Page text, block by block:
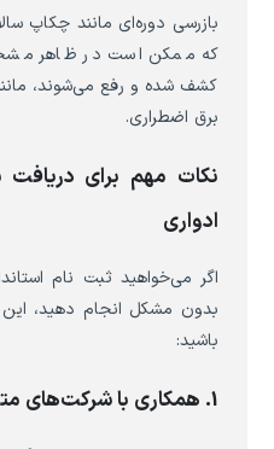
بازرسی دوره‌ای مانند چکاپ
که ممکن است در ظاهر
کشف شده و رفع می‌شوند،
برق اضطراری.
نکات مهم برای دریافت
ادواری
اگر می‌خواهید ثبت نام
بدون مشکل انجام دهید،
باشید:
1. همکاری با شرکت‌های متخصص و باتجربه